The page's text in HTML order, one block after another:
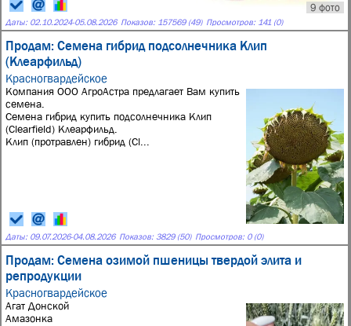
9 фото
Даты: 02.10.2024-05.08.2026 Показов: 157569 (49) Просмотров: 141 (0)
Продам: Семена гибрид подсолнечника Клип
(Клеарфильд)
Красногвардейское
Компания ООО АгроАстра предлагает Вам купить
семена.
Семена гибрид купить подсолнечника Клип
(Clearfield) Клеарфильд.
Клип (протравлен) гибрид (Cl...
Даты: 09.07.2026-04.08.2026 Показов: 3829 (50) Просмотров: 0 (0)
Продам: Семена озимой пшеницы твердой элита и
репродукции
Красногвардейское
Агат Донской
Амазонка